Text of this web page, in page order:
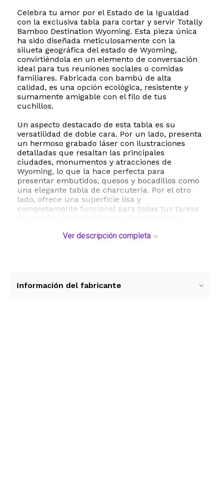
Celebra tu amor por el Estado de la Igualdad
con la exclusiva tabla para cortar y servir Totally
Bamboo Destination Wyoming. Esta pieza única
ha sido diseñada meticulosamente con la
silueta geográfica del estado de Wyoming,
convirtiéndola en un elemento de conversación
ideal para tus reuniones sociales o comidas
familiares. Fabricada con bambú de alta
calidad, es una opción ecológica, resistente y
sumamente amigable con el filo de tus
cuchillos.
Un aspecto destacado de esta tabla es su
versatilidad de doble cara. Por un lado, presenta
un hermoso grabado láser con ilustraciones
detalladas que resaltan las principales
ciudades, monumentos y atracciones de
Wyoming, lo que la hace perfecta para
presentar embutidos, quesos y bocadillos como
una elegante tabla de charcutería. Por el otro
lado, ofrece una superficie lisa y
completamente funcional para todas tus tareas
cocina, comedor, estudio u oficina, aportando
Ver descripción completa
Información del fabricante